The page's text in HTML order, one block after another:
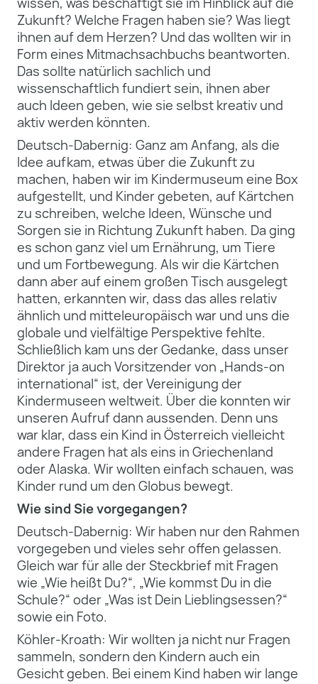
Zukunft? Welche Fragen haben sie? Was liegt
ihnen auf dem Herzen? Und das wollten wir in
Form eines Mitmachsachbuchs beantworten.
Das sollte natürlich sachlich und
wissenschaftlich fundiert sein, ihnen aber
auch Ideen geben, wie sie selbst kreativ und
aktiv werden könnten.
Deutsch-Dabernig: Ganz am Anfang, als die
Idee aufkam, etwas über die Zukunft zu
machen, haben wir im Kindermuseum eine Box
aufgestellt, und Kinder gebeten, auf Kärtchen
zu schreiben, welche Ideen, Wünsche und
Sorgen sie in Richtung Zukunft haben. Da ging
es schon ganz viel um Ernährung, um Tiere
und um Fortbewegung. Als wir die Kärtchen
dann aber auf einem großen Tisch ausgelegt
hatten, erkannten wir, dass das alles relativ
ähnlich und mitteleuropäisch war und uns die
globale und vielfältige Perspektive fehlte.
Schließlich kam uns der Gedanke, dass unser
Direktor ja auch Vorsitzender von „Hands-on
international“ ist, der Vereinigung der
Kindermuseen weltweit. Über die konnten wir
unseren Aufruf dann aussenden. Denn uns
war klar, dass ein Kind in Österreich vielleicht
andere Fragen hat als eins in Griechenland
oder Alaska. Wir wollten einfach schauen, was
Kinder rund um den Globus bewegt.
Wie sind Sie vorgegangen?
Deutsch-Dabernig: Wir haben nur den Rahmen
vorgegeben und vieles sehr offen gelassen.
Gleich war für alle der Steckbrief mit Fragen
wie „Wie heißt Du?“, „Wie kommst Du in die
Schule?“ oder „Was ist Dein Lieblingsessen?“
sowie ein Foto.
Köhler-Kroath: Wir wollten ja nicht nur Fragen
sammeln, sondern den Kindern auch ein
Gesicht geben. Bei einem Kind haben wir lange